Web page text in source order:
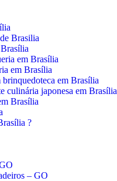
Brasilia
em Brasília
em Brasília
brinquedoteca em Brasília
culinária japonesa em Brasília
Brasília
?
– GO